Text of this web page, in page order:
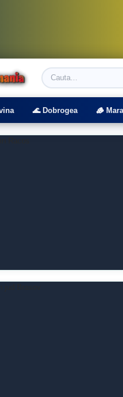
| Obiective Turistice |
🌊 Dobrogea 🪵